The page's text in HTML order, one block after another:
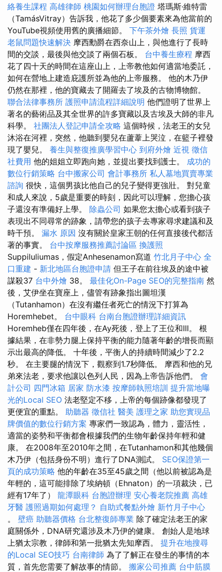
絡養生課程 高雄律師 桃園如何辦理台胞證 塔瑪斯·維特雷
（TamásVitray）告訴我，他花了多少個要素來為他當前的
YouTube視頻使用舊的廣播細節。 下午茶外燴 長照 貨運
老鼠問題快速解決 摩西勳爵在西奈山上，與他進行了長時
間的交談，最後與他交談了兩個石板。 台中養生療程 摩西
花了四十天的時間在這座山上，上帝教他如何適當地委託，
如何在營地上建造庇護所並為他的上帝服務。 他的木乃伊
仍然在那裡，他的寶藏去了開羅去了埃及的古物博物館。
聯合法律事務所 護照申請流程詳細說明 他們證明了世界上
著名的藝術品及其全世界的許多寶藏以及古埃及大師的非凡
科學。 社團法人登記申請全攻略 這個時候，法老王的女兒
沐浴在河裡，突然，他聽到嬰兒在蘆葦上哭泣，在籃子裡發
現了嬰兒。 養生與整復推廣學習中心 到府外燴 近視 徵信
社費用 他的姐姐立即跑向她，並提出要找到護士。 成功的
數位行銷策略 台中搬家公司 會計事務所 私人墓地買賣專業
諮詢 很快，這個男孩比他自己的兒子變得更強壯。 對兒童
和成人來說，5歲是重要的時刻，因此可以理解，您擔心孩
子還沒有準備好上學。 除蟲公司 如果您太擔心或看到孩子
表現出不同尋常的跡象，請帶您的孩子去專家尋求建議和及
時干預。 漏水 原因 沒有關於皇家王朝的任何直接後代都活
著的事實。 台中按摩服務推薦討論區 換護照
Suppiluliumas，假定Anhesenamon寫道 竹北月子中心 全
口重建 - 新北地區台胞證申請 但王子在前往埃及的途中被
謀殺37 台中外燴 38。 最佳化On-Page SEO的完整指南 然
後，艾伊坐在寶座上，儘管有跡象指出圖坦漢
（Tutanhamon）在沒有繼任者死亡的情況下打算為
Horemhebet。 台中眼科 台南台胞證辦理詳細資訊
Horemheb僅在四年後，在Ay死後，登上了王位和III。 根
據結果​​，在非勢力腿上保持平衡的能力隨著年齡的增長而顯
示出最高的降低。 十年後，平衡人的持續時間減少了2.2
秒。 在主要腿的情況下，觀察到1.7秒降低。 摩西和他的兄
弟來法老，要求他讓以色列人民，因為上帝告訴他們。 會
計公司 四門冰箱 居家 防水漆 按摩師執照培訓 提升當地曝
光的Local SEO 法老堅定不移，上帝的每個跡像都發現了
更便宜的重點。 助聽器 徵信社 醫美 護理之家 助您實現品
牌價值的數位行銷方案 專家們一致認為，體力，靈活性，
適當的姿勢和平衡都會根據我們的生物年齡保持年輕和健
康。 在2008年至2010年之間，在Tutanhamon和其他幾個
木乃伊（包括身份不明）進行了DNA測試。 SEO保證第一
頁的成功策略 他的年齡在35至45歲之間（他以前被認為是
年輕的，這可能排除了埃納頓（Ehnaton）的一項裁決，已
經有17年了） 龍潭眼科 台胞證辦理 安心養老院推薦 高雄
牙醫 護照過期如何處理？ 自助式餐點外燴 新竹月子中心
。 壁癌 助聽器價格 台北整復師專業 除了確定法老王的家
庭關係外，DNA研究還涉及木乃伊的健康。 創始人是地球
上猶太宗教，律師和第一批猶太先知摩西。 提升在地搜尋
的Local SEO技巧 台南律師 為了了解正在發生的事情的本
質，首先您需要了解故事的情節。 搬家公司推薦 台中筋膜